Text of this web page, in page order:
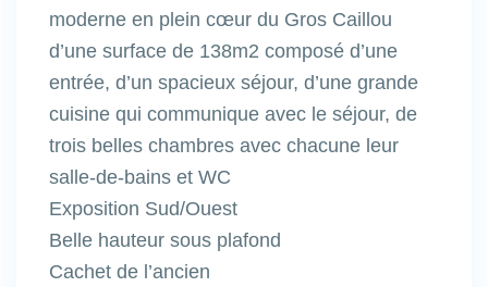
moderne en plein cœur du Gros Caillou
d’une surface de 138m2 composé d’une
entrée, d’un spacieux séjour, d’une grande
cuisine qui communique avec le séjour, de
trois belles chambres avec chacune leur
salle-de-bains et WC
Exposition Sud/Ouest
Belle hauteur sous plafond
Cachet de l’ancien